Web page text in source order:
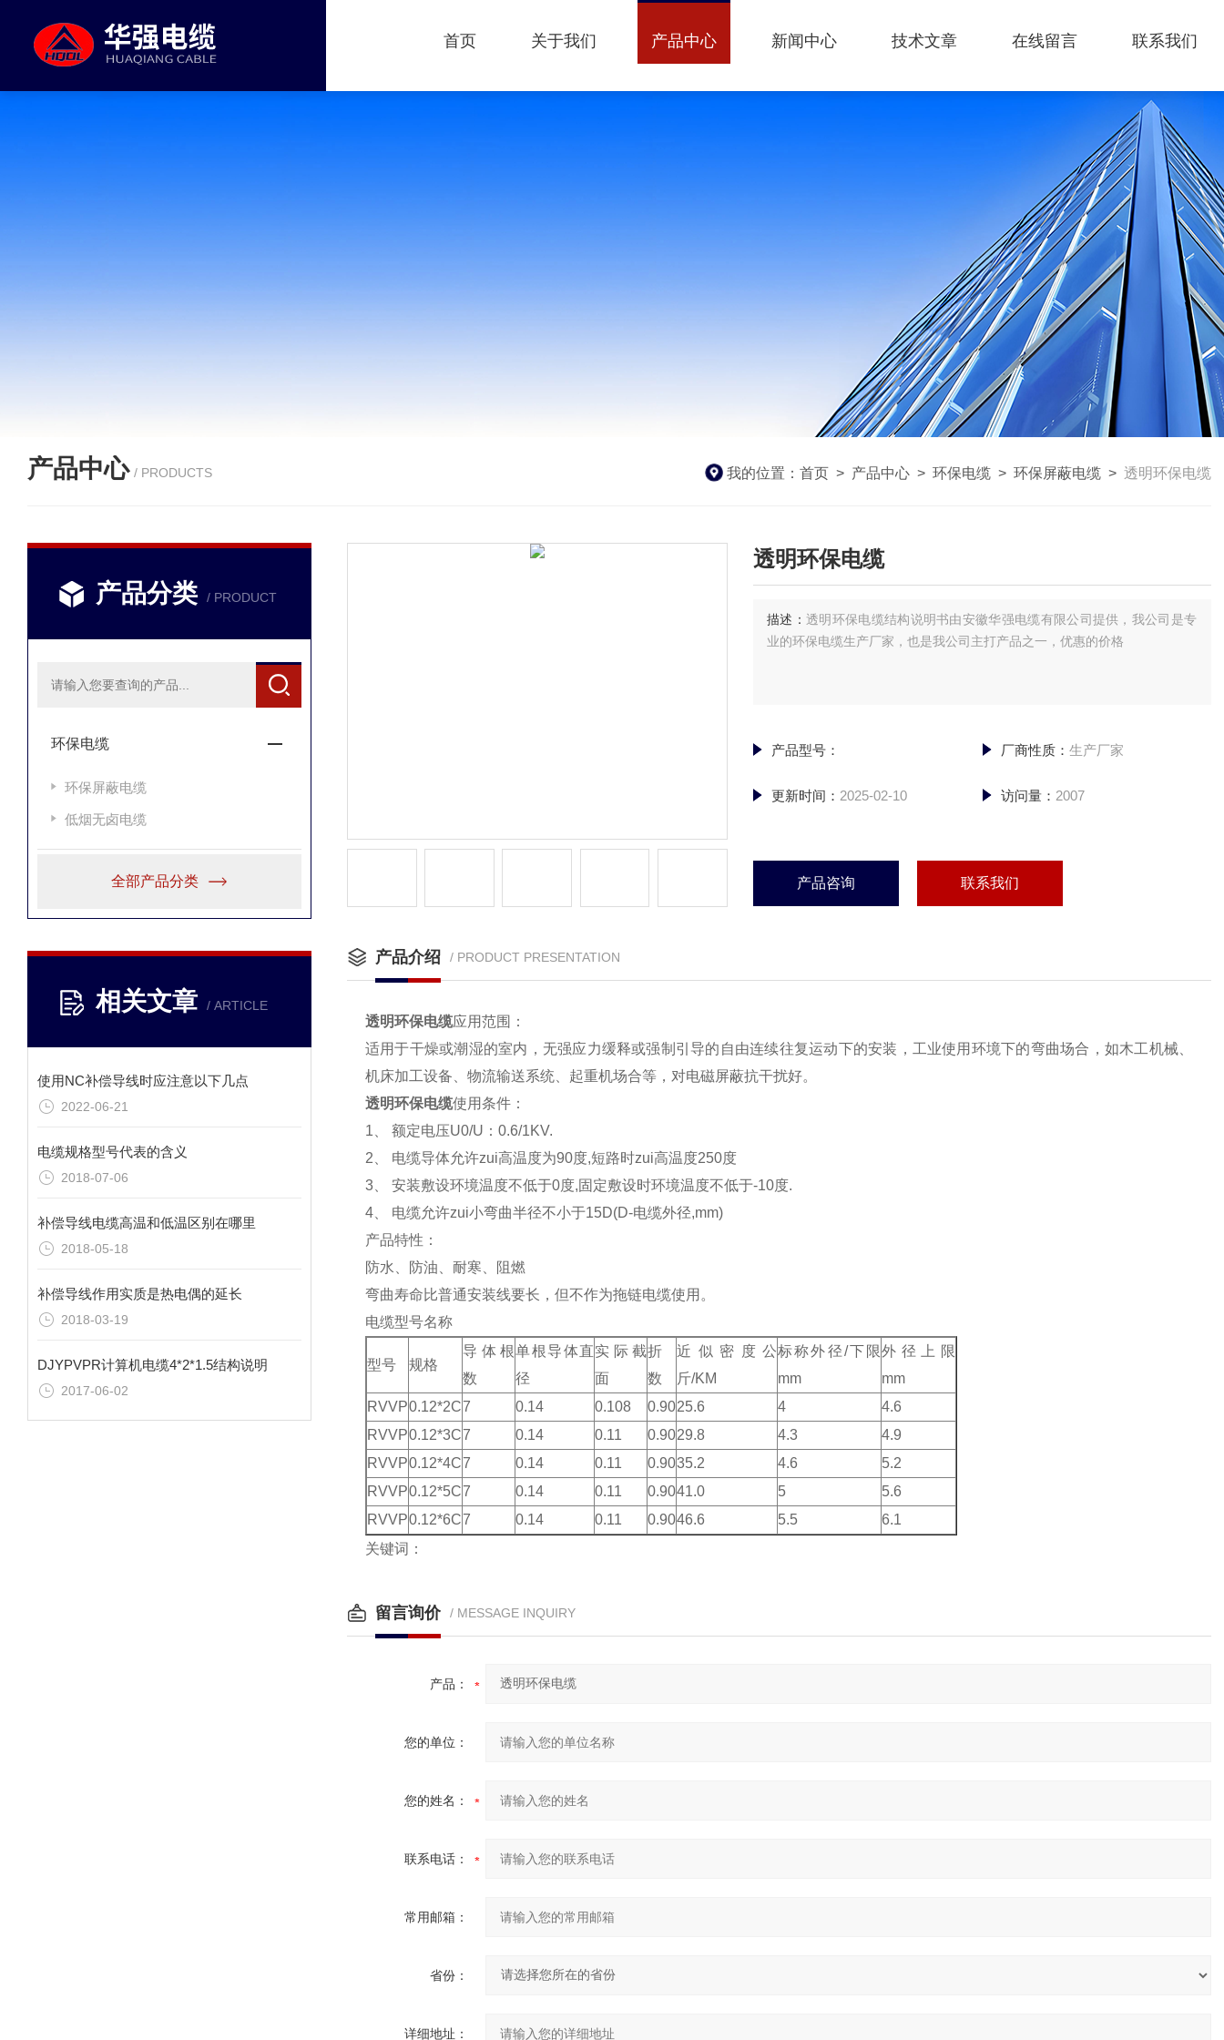
首页 关于我们 产品中心 新闻中心 技术文章 在线留言 联系我们
产品中心 / PRODUCTS 我的位置： 首页 > 产品中心 > 环保电缆 > 环保屏蔽电缆 > 透明环保电缆
产品分类 / PRODUCT
环保电缆
环保屏蔽电缆
低烟无卤电缆
全部产品分类
相关文章 / ARTICLE
使用NC补偿导线时应注意以下几点
2022-06-21
电缆规格型号代表的含义
2018-07-06
补偿导线电缆高温和低温区别在哪里
2018-05-18
补偿导线作用实质是热电偶的延长
2018-03-19
DJYPVPR计算机电缆4*2*1.5结构说明
2017-06-02
透明环保电缆
描述：透明环保电缆结构说明书由安徽华强电缆有限公司提供，我公司是专
业的环保电缆生产厂家，也是我公司主打产品之一，优惠的价格
产品型号： 厂商性质： 生产厂家
更新时间： 2025-02-10 访问量： 2007
产品咨询 联系我们
产品介绍 / PRODUCT PRESENTATION
透明环保电缆应用范围：
适用于干燥或潮湿的室内，无强应力缓释或强制引导的自由连续往复运动下的安装，工业使用环境下的弯曲场合，如木工机械、
机床加工设备、物流输送系统、起重机场合等，对电磁屏蔽抗干扰好。
透明环保电缆使用条件：
1、 额定电压U0/U：0.6/1KV.
2、 电缆导体允许zui高温度为90度,短路时zui高温度250度
3、 安装敷设环境温度不低于0度,固定敷设时环境温度不低于-10度.
4、 电缆允许zui小弯曲半径不小于15D(D-电缆外径,mm)
产品特性：
防水、防油、耐寒、阻燃
弯曲寿命比普通安装线要长，但不作为拖链电缆使用。
电缆型号名称
型号 规格
导体根
数
单根导体直
径
实际截
面
折
数
近似密度公
斤/KM
标称外径/下限
mm
外径上限
mm
RVVP0.12*2C7 0.14 0.108 0.9025.6 4
4.6
RVVP0.12*3C7 0.14 0.11 0.9029.8 4.3
4.9
RVVP0.12*4C7 0.14 0.11 0.9035.2 4.6
5.2
RVVP0.12*5C7 0.14 0.11 0.9041.0 5
5.6
RVVP0.12*6C7 0.14 0.11 0.9046.6 5.5
6.1
关键词：
留言询价 / MESSAGE INQUIRY
产品：
您的单位：
您的姓名：
联系电话：
常用邮箱：
省份：
详细地址：